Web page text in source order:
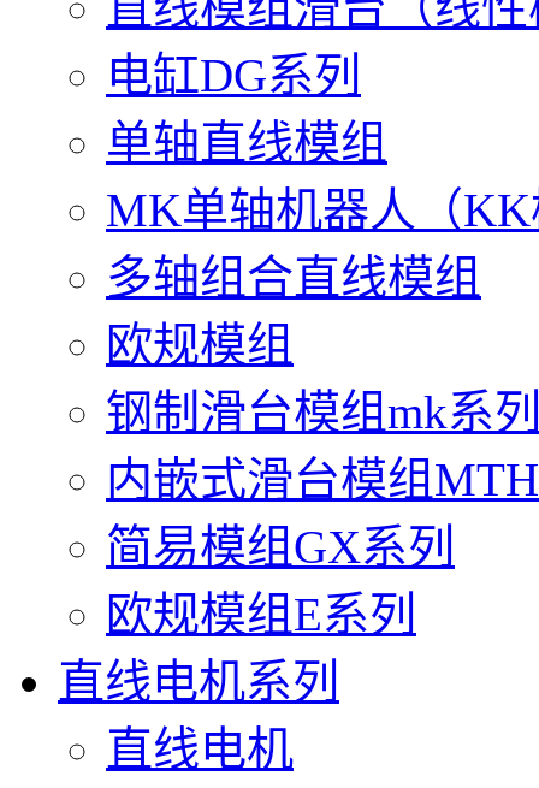
电缸DG系列
单轴直线模组
MK单轴机器人（
多轴组合直线模组
欧规模组
钢制滑台模组mk系
内嵌式滑台模组
简易模组GX系列
欧规模组E系列
直线电机系列
直线电机